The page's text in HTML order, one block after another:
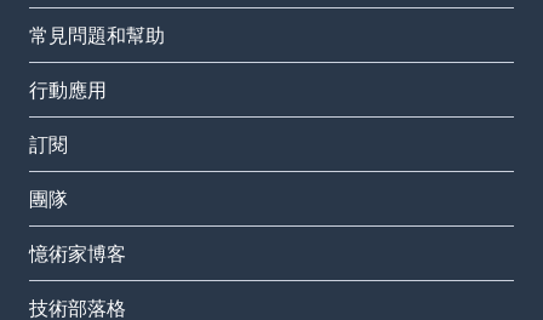
常見問題和幫助
行動應用
訂閱
團隊
憶術家博客
技術部落格